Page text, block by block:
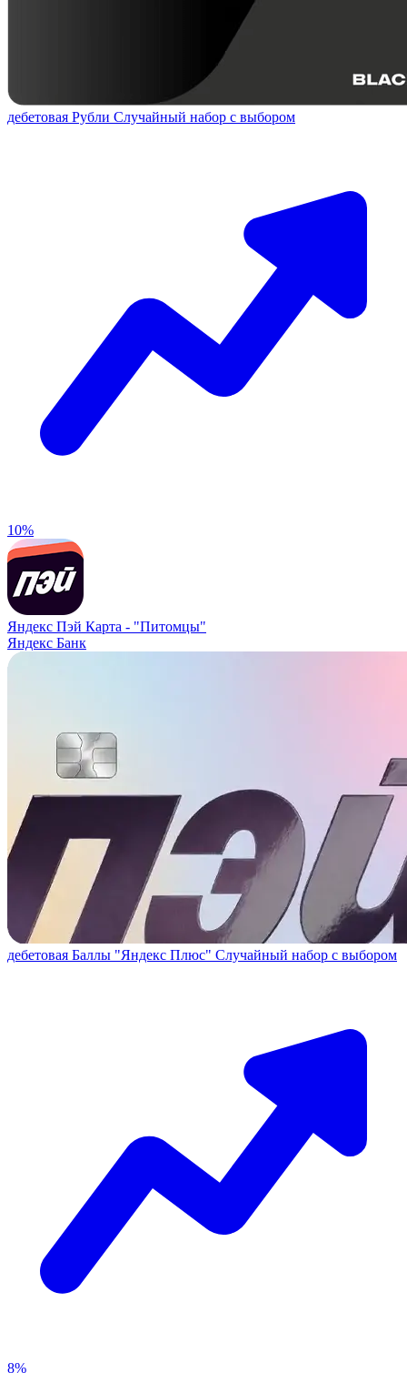
дебетовая Рубли Случайный набор с выбором
10%
Яндекс Пэй Карта - "Питомцы"
Яндекс Банк
дебетовая Баллы "Яндекс Плюс" Случайный набор с выбором
8%